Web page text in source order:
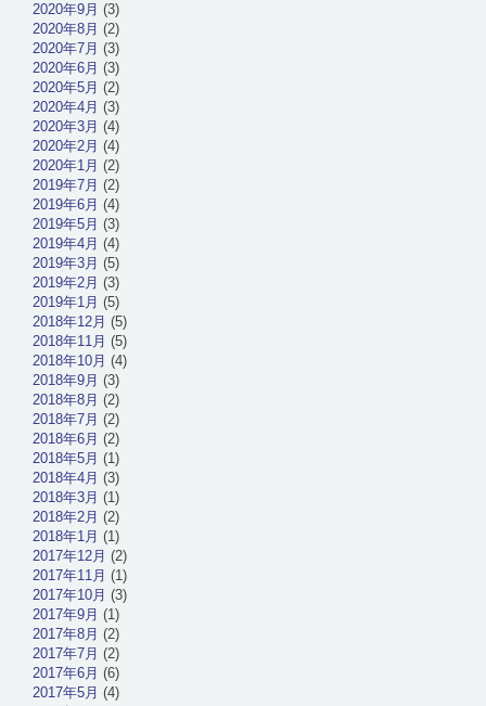
2020年9月 (3)
2020年8月 (2)
2020年7月 (3)
2020年6月 (3)
2020年5月 (2)
2020年4月 (3)
2020年3月 (4)
2020年2月 (4)
2020年1月 (2)
2019年7月 (2)
2019年6月 (4)
2019年5月 (3)
2019年4月 (4)
2019年3月 (5)
2019年2月 (3)
2019年1月 (5)
2018年12月 (5)
2018年11月 (5)
2018年10月 (4)
2018年9月 (3)
2018年8月 (2)
2018年7月 (2)
2018年6月 (2)
2018年5月 (1)
2018年4月 (3)
2018年3月 (1)
2018年2月 (2)
2018年1月 (1)
2017年12月 (2)
2017年11月 (1)
2017年10月 (3)
2017年9月 (1)
2017年8月 (2)
2017年7月 (2)
2017年6月 (6)
2017年5月 (4)